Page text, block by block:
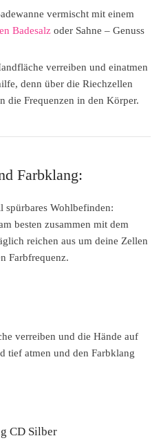
vermischt mit einem
Badesalz oder Sahne – Genuss
verreiben und einatmen
denn über die Riechzellen
die Frequenzen in den Körper.
Farbklang:
spürbares Wohlbefinden:
besten zusammen mit dem
reichen aus um deine Zellen
Farbfrequenz.
verreiben und die Hände auf
tief atmen und den Farbklang
CD Silber